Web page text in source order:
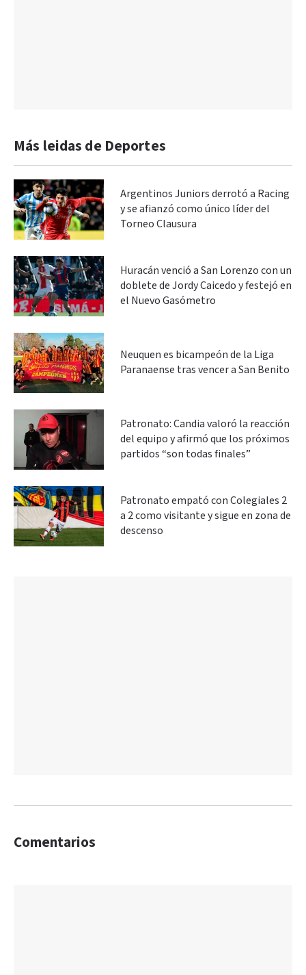
Más leidas de Deportes
Argentinos Juniors derrotó a Racing
y se afianzó como único líder del
Torneo Clausura
Huracán venció a San Lorenzo con un
doblete de Jordy Caicedo y festejó en
el Nuevo Gasómetro
Neuquen es bicampeón de la Liga
Paranaense tras vencer a San Benito
Patronato: Candia valoró la reacción
del equipo y afirmó que los próximos
partidos “son todas finales”
Patronato empató con Colegiales 2
a 2 como visitante y sigue en zona de
descenso
Comentarios